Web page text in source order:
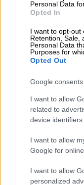
Personal Data
Opted In
I want to opt-out
Retention, Sale,
Personal Data
Purposes for
Opted Out
Google consents
I want to allow
related to
device identifiers
I want to allow
Google for
I want to allow
personalized
Ελλάδα|
Εξώδικο από
Δασκαλάκη:
αμελεί τα
συνομιλίες
Δύο
πρώτη
μέρα, όταν
το
συγκεκριμένα